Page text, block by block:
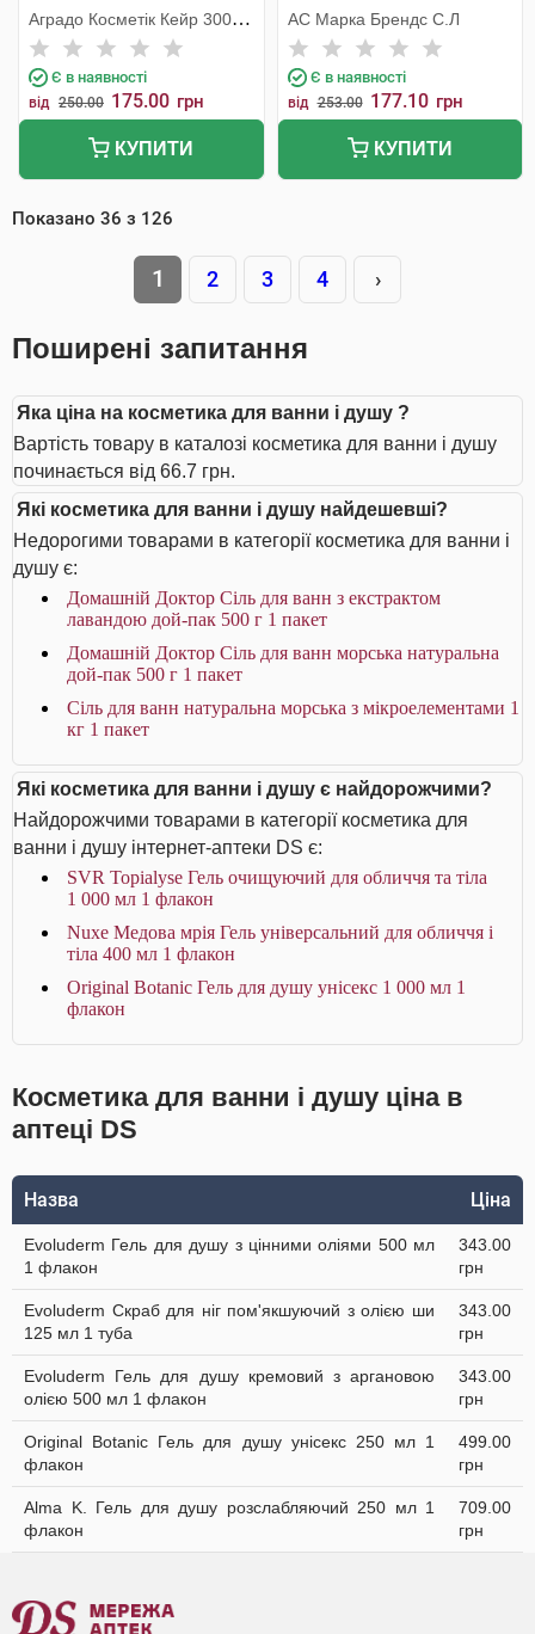
флакон
Аградо Косметік Кейр 3000
С.Л.У.
Є в наявності
від 250.00 175.00 грн
КУПИТИ
АС Марка Брендс С.Л
Є в наявності
від 253.00 177.10 грн
КУПИТИ
Показано 36 з 126
1 2 3 4 ›
Поширені запитання
Яка ціна на косметика для ванни і душу ?
Вартість товару в каталозі косметика для ванни і душу
починається від 66.7 грн.
Які косметика для ванни і душу найдешевші?
Недорогими товарами в категорії косметика для ванни і
душу є:
Домашній Доктор Сіль для ванн з екстрактом
лавандою дой-пак 500 г 1 пакет
Домашній Доктор Сіль для ванн морська натуральна
дой-пак 500 г 1 пакет
Сіль для ванн натуральна морська з мікроелементами 1
кг 1 пакет
Які косметика для ванни і душу є найдорожчими?
Найдорожчими товарами в категорії косметика для
ванни і душу інтернет-аптеки DS є:
SVR Topialyse Гель очищуючий для обличчя та тіла
1 000 мл 1 флакон
Nuxe Медова мрія Гель універсальний для обличчя і
тіла 400 мл 1 флакон
Original Botanic Гель для душу унісекс 1 000 мл 1
флакон
Косметика для ванни і душу ціна в
аптеці DS
Назва Ціна
Evoluderm Гель для душу з цінними оліями 500 мл
1 флакон
343.00
грн
Evoluderm Скраб для ніг пом'якшуючий з олією ши
125 мл 1 туба
343.00
грн
Evoluderm Гель для душу кремовий з аргановою
олією 500 мл 1 флакон
343.00
грн
Original Botanic Гель для душу унісекс 250 мл 1
флакон
499.00
грн
Alma K. Гель для душу розслабляючий 250 мл 1
флакон
709.00
грн